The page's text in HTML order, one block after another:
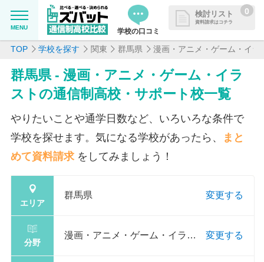
MENU 学校の口コミ
検討リスト
資料請求はコチラ
0
追加した学校を一覧で確認・まと
めて資料請求できます
MENU
学校を探したい
通信制高校について知りたい
はじめての方へ
よくある質問
掲載を希望される学校様へ
TOP 学校を探す 関東 群馬県 漫画・アニメ・ゲーム・イラ
群馬県 - 漫画・アニメ・ゲーム・イラ
ストの通信制高校・サポート校一覧
やりたいことや通学日数など、いろいろな条件で
学校を探せます。気になる学校があったら、
まと
めて資料請求をしてみましょう！
エリア
群馬県 変更する
分野
漫画・アニメ・ゲーム・イラス
変更する